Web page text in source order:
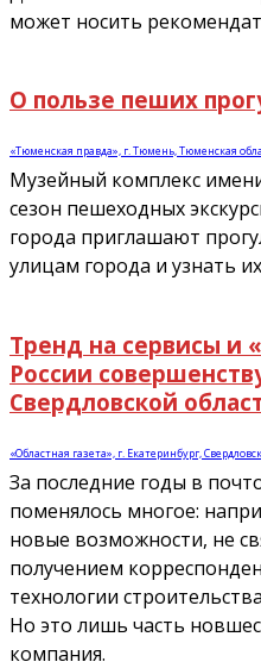
может носить
О пользе пеших
«Тюменская правда», г. Тюмень, Тюменская
Музейный комплекс
сезон пешеходных
города приглашают
улицам города и узнать
Тренд на сервисы и
России
Свердловской
«Областная газета», г. Екатеринбург,
За последние годы в
поменялось многое:
новые возможности, не
получением
технологии
Но это лишь часть
компания.